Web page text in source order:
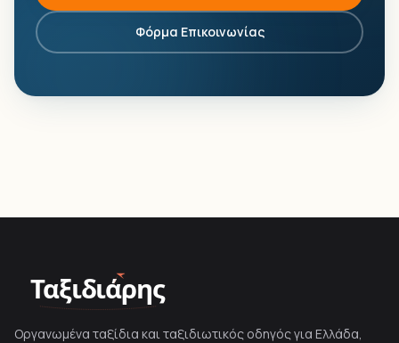
Φόρμα Επικοινωνίας
Ταξιδιάρης
Οργανωμένα ταξίδια και ταξιδιωτικός οδηγός για Ελλάδα,